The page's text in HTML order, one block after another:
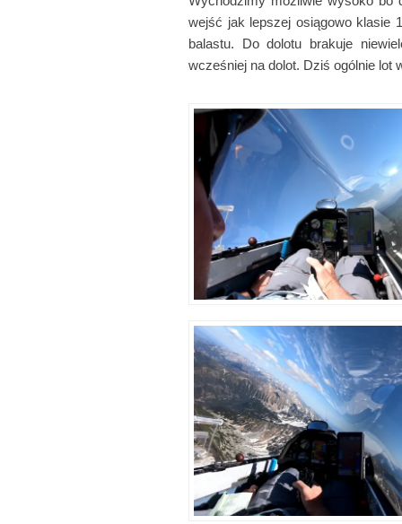
wejść jak lepszej osiągowo klasie
balastu. Do dolotu brakuje
wcześniej na dolot. Dziś ogólnie lot